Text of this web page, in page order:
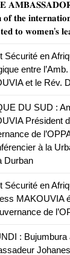
𝐀𝐌𝐁𝐀𝐒𝐒𝐀𝐃𝐎𝐑
𝐨𝐟 𝐭𝐡𝐞
𝐭𝐨 𝐰𝐨𝐦𝐞𝐧’𝐬
Sécurité en
entre
et le Rév.
DU SUD :
Président
de
à la
Durban
Sécurité en
MAKOUVIA
de
: Bujumbura